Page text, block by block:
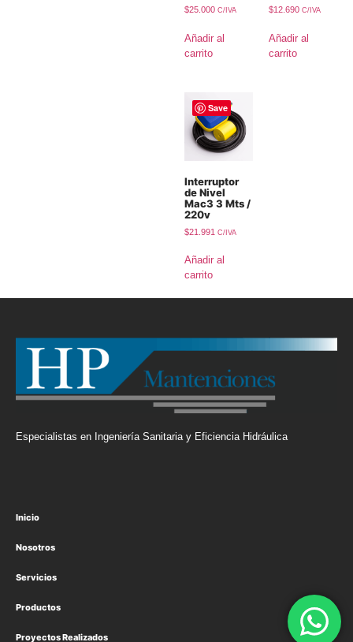
$25.000 C/IVA
Añadir al
carrito
$12.690 C/IVA
Añadir al
carrito
Save
Interruptor
de Nivel
Mac3 3 Mts /
220v
$21.991 C/IVA
Añadir al
carrito
Especialistas en Ingeniería Sanitaria y Eficiencia Hidráulica
Inicio
Nosotros
Servicios
Productos
Proyectos Realizados